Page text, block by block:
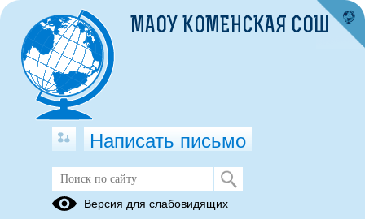
Публикации за 09.05.2026
МАОУ КОМЕНСКАЯ СОШ
Написать письмо
Версия для слабовидящих